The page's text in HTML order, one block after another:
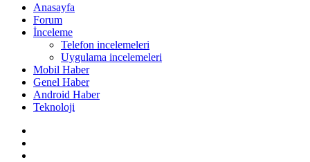
Anasayfa
Forum
İnceleme
Telefon incelemeleri
Uygulama incelemeleri
Mobil Haber
Genel Haber
Android Haber
Teknoloji